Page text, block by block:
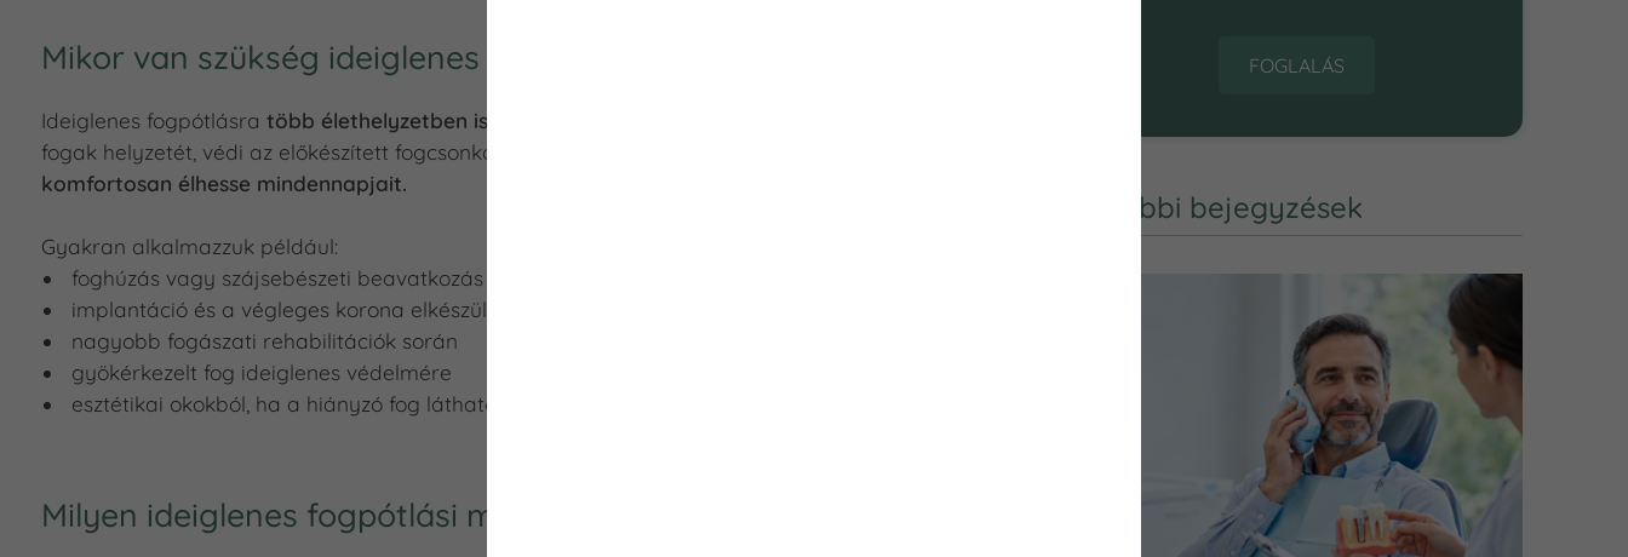
Mikor van szükség ideiglenes fogpótlási megoldásra?
Ideiglenes fogpótlásra több élethelyzetben is szükség lehet.
fogak helyzetét, védi az előkészített fogcsonkot, és biztosítja, hogy a páciens
komfortosan élhesse mindennapjait.
Gyakran alkalmazzuk például:
foghúzás vagy szájsebészeti beavatkozás után
implantáció és a végleges korona elkészülte közötti időszakban
nagyobb fogászati rehabilitációk során
gyökérkezelt fog ideiglenes védelmére
esztétikai okokból, ha a hiányzó fog látható helyen van
Milyen ideiglenes fogpótlási megoldások vannak?
FOGLALÁS
További bejegyzések